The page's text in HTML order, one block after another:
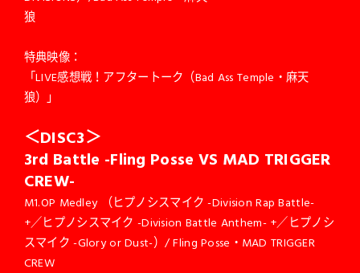
狼
特典映像：
「LIVE感想戦！アフタートーク（Bad Ass Temple・麻天
狼）」
＜DISC3＞
3rd Battle -Fling Posse VS MAD TRIGGER
CREW-
M1.OP Medley （ヒプノシスマイク -Division Rap Battle-
+／ヒプノシスマイク -Division Battle Anthem- +／ヒプノシ
スマイク -Glory or Dust-）/ Fling Posse・MAD TRIGGER
CREW